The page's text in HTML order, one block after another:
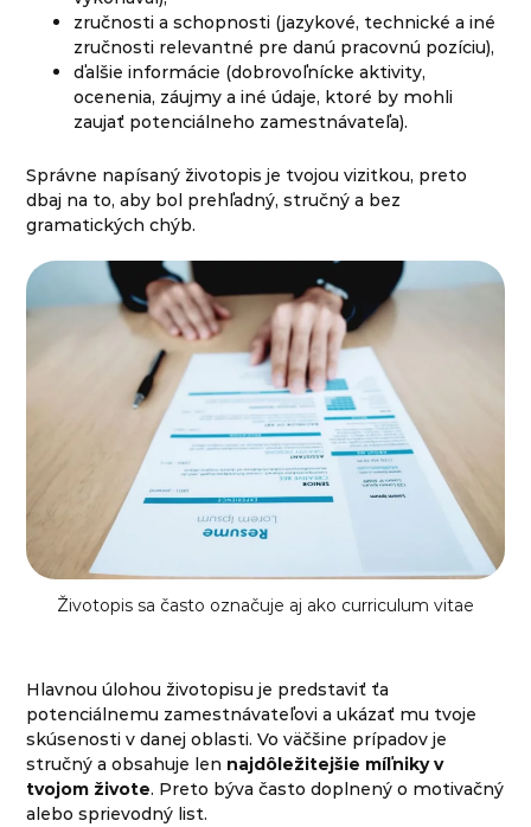
zručnosti a schopnosti (jazykové, technické a iné
zručnosti relevantné pre danú pracovnú pozíciu),
ďalšie informácie (dobrovoľnícke aktivity,
ocenenia, záujmy a iné údaje, ktoré by mohli
zaujať potenciálneho zamestnávateľa).
Správne napísaný životopis je tvojou vizitkou, preto
dbaj na to, aby bol prehľadný, stručný a bez
gramatických chýb.
Životopis sa často označuje aj ako curriculum vitae
Hlavnou úlohou životopisu je predstaviť ťa
potenciálnemu zamestnávateľovi a ukázať mu tvoje
skúsenosti v danej oblasti. Vo väčšine prípadov je
stručný a obsahuje len najdôležitejšie míľniky v
tvojom živote. Preto býva často doplnený o motivačný
alebo sprievodný list.